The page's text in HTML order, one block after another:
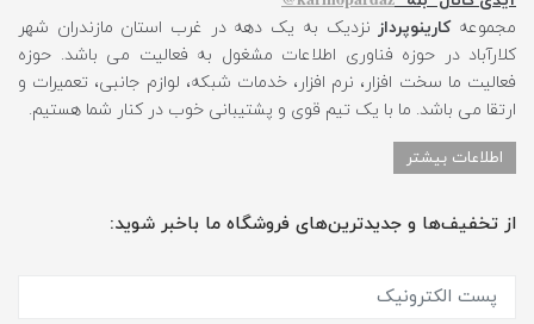
مجموعهکارینوپرداز نزدیک به یک دهه در غرب استان مازندران شهر
کلارآباد در حوزه فناوری اطلاعات مشغول به فعالیت می باشد. حوزه
فعالیت ما سخت افزار، نرم افزار، خدمات شبکه، لوازم جانبی، تعمیرات و
ارتقا می باشد. ما با یک تیم قوی و پشتیبانی خوب در کنار شما هستیم.
اطلاعات بیشتر
از تخفیف‌ها و جدیدترین‌های فروشگاه ما باخبر شوید: